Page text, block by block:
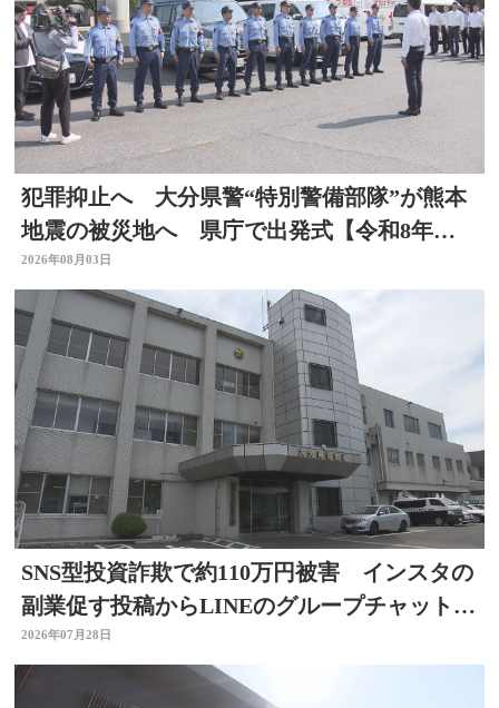
犯罪抑止へ 大分県警“特別警備部隊”が熊本
地震の被災地へ 県庁で出発式【令和8年熊
本地震】
2026年08月03日
SNS型投資詐欺で約110万円被害 インスタの
副業促す投稿からLINEのグループチャットに
参加 大分
2026年07月28日